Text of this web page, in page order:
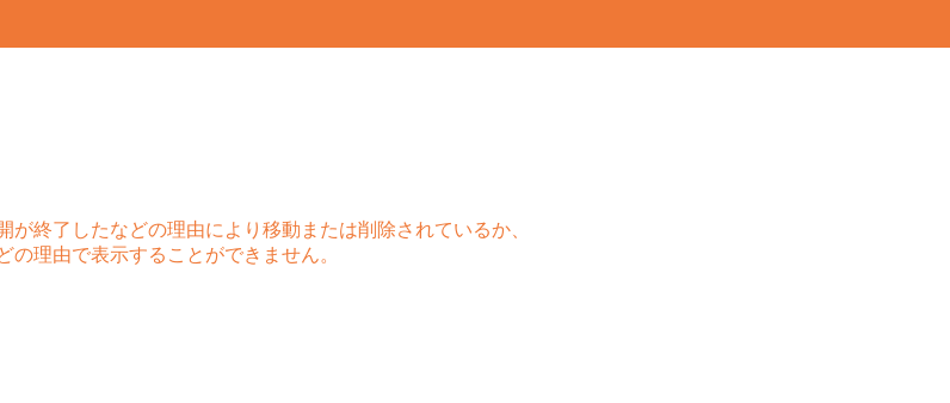
が終了したなどの理由により移動または削除されているか、
の理由で表示することができません。